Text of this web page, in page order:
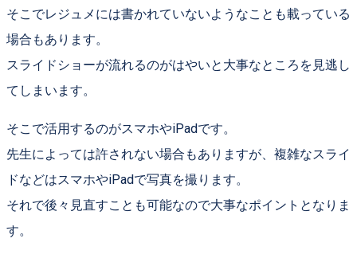
そこでレジュメには書かれていないようなことも載っている
場合もあります。
スライドショーが流れるのがはやいと大事なところを見逃し
てしまいます。
そこで活用するのがスマホやiPadです。
先生によっては許されない場合もありますが、複雑なスライ
ドなどはスマホやiPadで写真を撮ります。
それで後々見直すことも可能なので大事なポイントとなりま
す。